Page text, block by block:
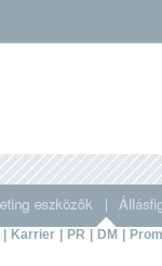
Karrier PR DM